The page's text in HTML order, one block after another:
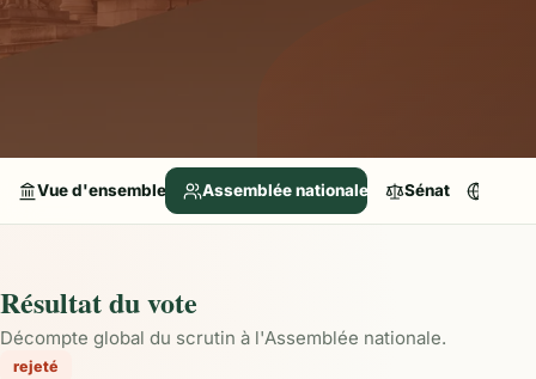
Vue d'ensemble Assemblée nationale Sénat
Résultat du vote
Décompte global du scrutin à l'Assemblée nationale.
rejeté